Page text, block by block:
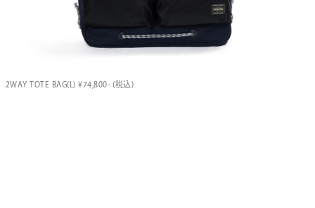
2WAY TOTE BAG(L) ¥74,800- (税込)